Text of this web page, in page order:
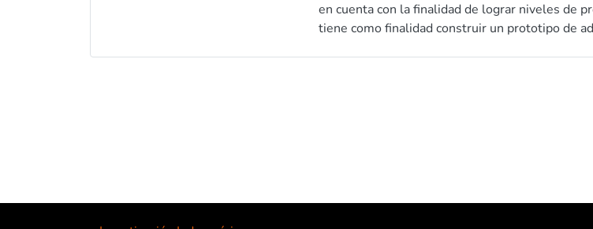
en cuenta con la finalidad de lograr niveles de
tiene como finalidad construir un prototipo de